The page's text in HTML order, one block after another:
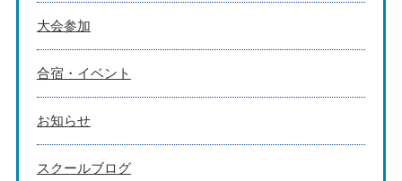
大会参加
合宿・イベント
お知らせ
スクールブログ